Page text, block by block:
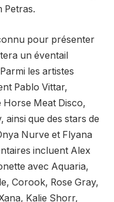
Petras.
pour présenter
un éventail
les artistes
Pablo Vittar,
Horse Meat Disco,
ainsi que des stars de
Nurve et Flyana
incluent Alex
avec Aquaria,
Corook, Rose Gray,
Kalie Shorr,